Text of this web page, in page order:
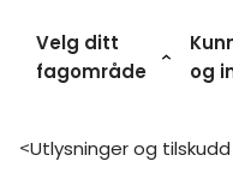
Velg ditt
fagområde
og
>Utlysninger og tilskudd